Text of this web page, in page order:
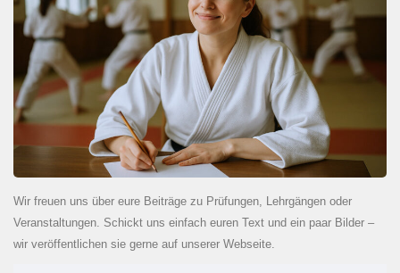
Wir freuen uns über eure Beiträge zu Prüfungen, Lehrgängen oder
Veranstaltungen. Schickt uns einfach euren Text und ein paar Bilder –
wir veröffentlichen sie gerne auf unserer Webseite.